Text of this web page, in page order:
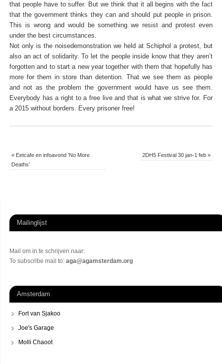
that people have to suffer. But we think that it all begins with the fact
that the government thinks they can and should put people in prison.
This is wrong and would be something we resist and protest even
under the best circumstances.
Not only is the noisedemonstration we held at Schiphol a protest, but
also an act of solidarity. To let the people inside know that they aren’t
forgotten and to start a new year together with them that hopefully has
more for them in store than detention. That we see them as people
and not as the problem the government would have us see them.
Everybody has a right to a free live and that is what we strive for. For
a 2015 without borders. Every prisoner free!
«Eetcafe en infoavond ‘No More
Deaths’
2DH5 Festival 30 jan-1 feb»
Mailinglijst
Mail om in te schrijven naar:
To subscribe mail to: aga@agamsterdam.org
Amsterdam
Fort van Sjakoo
Joe's Garage
Molli Chaoot